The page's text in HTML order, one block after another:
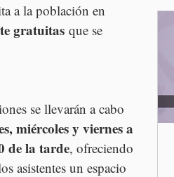
a la población en
gratuitas que se
se llevarán a cabo
miércoles y viernes a
de la tarde, ofreciendo
asistentes un espacio